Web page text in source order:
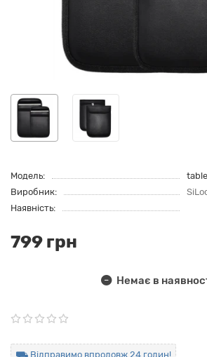
Модель:
Виробник:
Наявність:
799 грн
Немає в
⛟ Відправимо впродовж 24 годин!